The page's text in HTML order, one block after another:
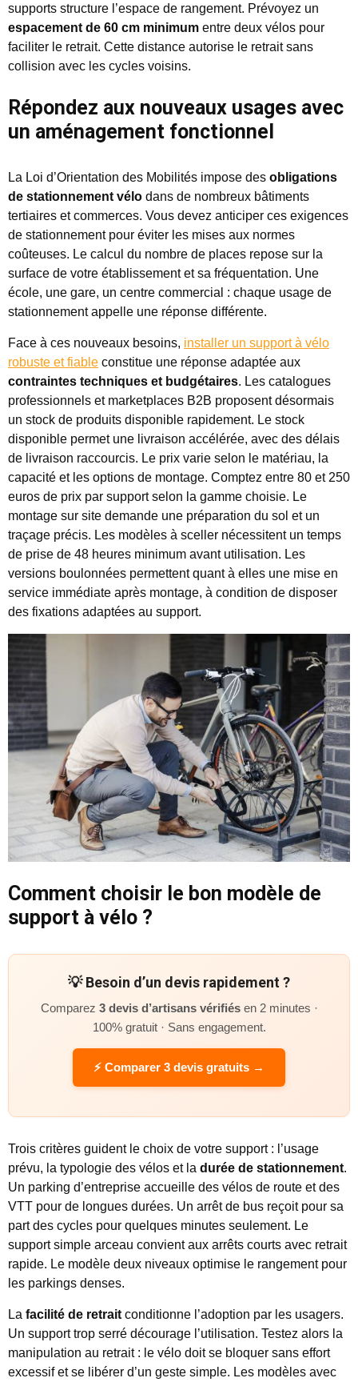
supports structure l’espace de rangement. Prévoyez un
espacement de 60 cm minimum entre deux vélos pour
faciliter le retrait. Cette distance autorise le retrait sans
collision avec les cycles voisins.
Répondez aux nouveaux usages avec
un aménagement fonctionnel
La Loi d’Orientation des Mobilités impose des obligations
de stationnement vélo dans de nombreux bâtiments
tertiaires et commerces. Vous devez anticiper ces exigences
de stationnement pour éviter les mises aux normes
coûteuses. Le calcul du nombre de places repose sur la
surface de votre établissement et sa fréquentation. Une
école, une gare, un centre commercial : chaque usage de
stationnement appelle une réponse différente.
Face à ces nouveaux besoins, installer un support à vélo
robuste et fiable constitue une réponse adaptée aux
contraintes techniques et budgétaires. Les catalogues
professionnels et marketplaces B2B proposent désormais
un stock de produits disponible rapidement. Le stock
disponible permet une livraison accélérée, avec des délais
de livraison raccourcis. Le prix varie selon le matériau, la
capacité et les options de montage. Comptez entre 80 et 250
euros de prix par support selon la gamme choisie. Le
montage sur site demande une préparation du sol et un
traçage précis. Les modèles à sceller nécessitent un temps
de prise de 48 heures minimum avant utilisation. Les
versions boulonnées permettent quant à elles une mise en
service immédiate après montage, à condition de disposer
des fixations adaptées au support.
Comment choisir le bon modèle de
support à vélo ?
💡 Besoin d’un devis rapidement ?
Comparez 3 devis d’artisans vérifiésen 2 minutes ·
100% gratuit · Sans engagement.
⚡ Comparer 3 devis gratuits →
Trois critères guident le choix de votre support : l’usage
prévu, la typologie des vélos et la durée de stationnement.
Un parking d’entreprise accueille des vélos de route et des
VTT pour de longues durées. Un arrêt de bus reçoit pour sa
part des cycles pour quelques minutes seulement. Le
support simple arceau convient aux arrêts courts avec retrait
rapide. Le modèle deux niveaux optimise le rangement pour
les parkings denses.
La facilité de retrait conditionne l’adoption par les usagers.
Un support trop serré décourage l’utilisation. Testez alors la
manipulation au retrait : le vélo doit se bloquer sans effort
excessif et se libérer d’un geste simple. Les modèles avec